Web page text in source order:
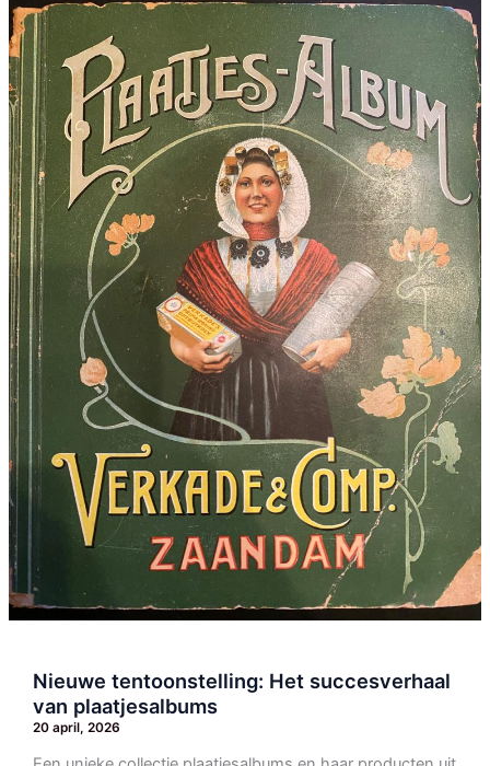
Nieuwe tentoonstelling: Het succesverhaal
van plaatjesalbums
20 april, 2026